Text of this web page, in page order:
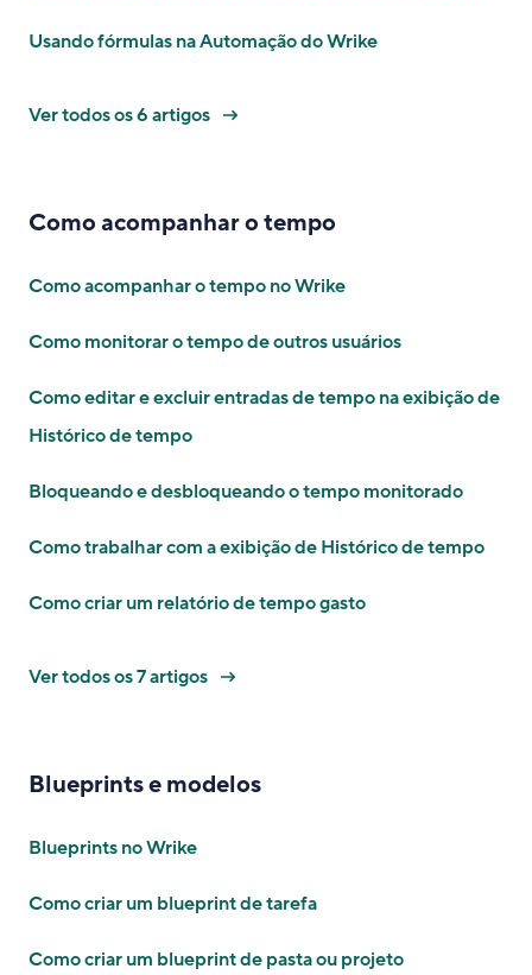
Usando fórmulas na Automação do Wrike
Ver todos os 6 artigos
Como acompanhar o tempo
Como acompanhar o tempo no Wrike
Como monitorar o tempo de outros usuários
Como editar e excluir entradas de tempo na exibição de
Histórico de tempo
Bloqueando e desbloqueando o tempo monitorado
Como trabalhar com a exibição de Histórico de tempo
Como criar um relatório de tempo gasto
Ver todos os 7 artigos
Blueprints e modelos
Blueprints no Wrike
Como criar um blueprint de tarefa
Como criar um blueprint de pasta ou projeto